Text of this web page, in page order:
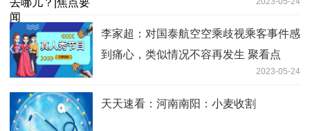
李家超：对国泰航空空乘歧视乘客事件感
到痛心，类似情况不容再发生 聚看点
2023-05-24
天天速看：河南南阳：小麦收割